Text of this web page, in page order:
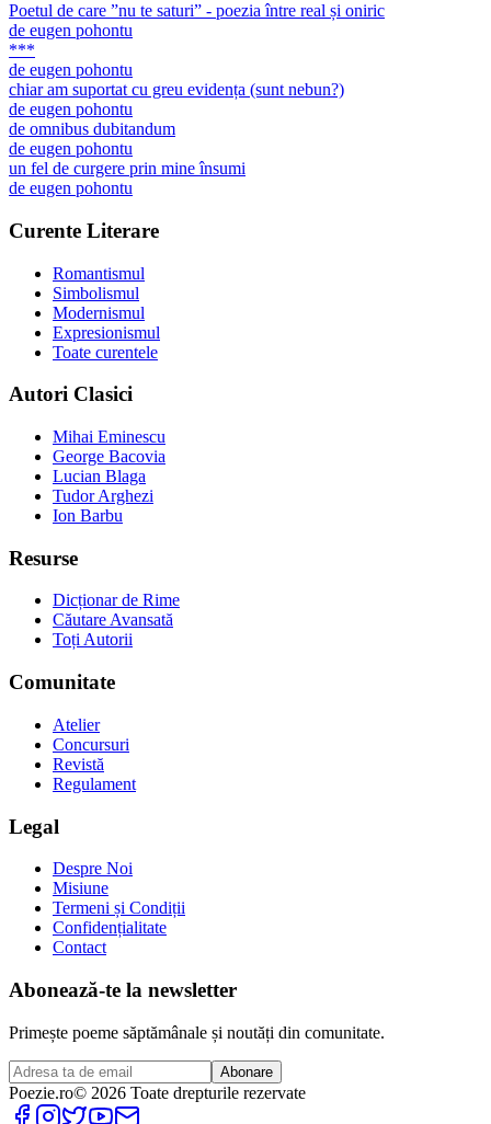
Poetul de care ”nu te saturi” - poezia între real și oniric
de eugen pohontu
***
de eugen pohontu
chiar am suportat cu greu evidența (sunt nebun?)
de eugen pohontu
de omnibus dubitandum
de eugen pohontu
un fel de curgere prin mine însumi
de eugen pohontu
Curente Literare
Romantismul
Simbolismul
Modernismul
Expresionismul
Toate curentele
Autori Clasici
Mihai Eminescu
George Bacovia
Lucian Blaga
Tudor Arghezi
Ion Barbu
Resurse
Dicționar de Rime
Căutare Avansată
Toți Autorii
Comunitate
Atelier
Concursuri
Revistă
Regulament
Legal
Despre Noi
Misiune
Termeni și Condiții
Confidențialitate
Contact
Abonează-te la newsletter
Primește poeme săptămânale și noutăți din comunitate.
Abonare
Poezie.ro© 2026 Toate drepturile rezervate